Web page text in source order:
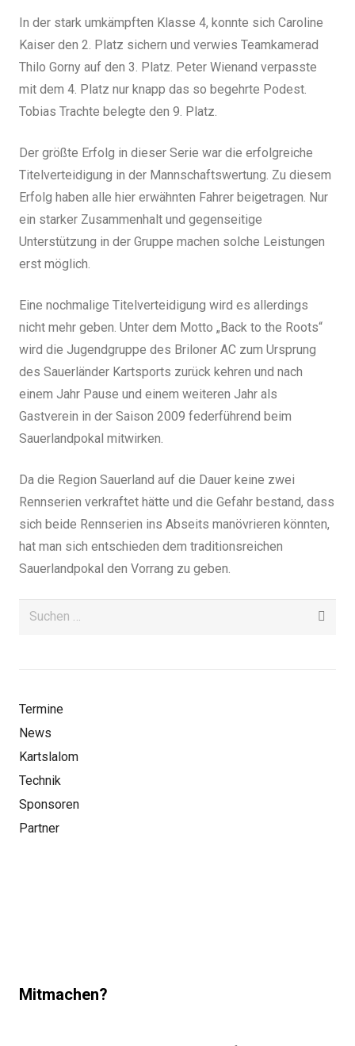
In der stark umkämpften Klasse 4, konnte sich Caroline
Kaiser den 2. Platz sichern und verwies Teamkamerad
Thilo Gorny auf den 3. Platz. Peter Wienand verpasste
mit dem 4. Platz nur knapp das so begehrte Podest.
Tobias Trachte belegte den 9. Platz.
Der größte Erfolg in dieser Serie war die erfolgreiche
Titelverteidigung in der Mannschaftswertung. Zu diesem
Erfolg haben alle hier erwähnten Fahrer beigetragen. Nur
ein starker Zusammenhalt und gegenseitige
Unterstützung in der Gruppe machen solche Leistungen
erst möglich.
Eine nochmalige Titelverteidigung wird es allerdings
nicht mehr geben. Unter dem Motto „Back to the Roots“
wird die Jugendgruppe des Briloner AC zum Ursprung
des Sauerländer Kartsports zurück kehren und nach
einem Jahr Pause und einem weiteren Jahr als
Gastverein in der Saison 2009 federführend beim
Sauerlandpokal mitwirken.
Da die Region Sauerland auf die Dauer keine zwei
Rennserien verkraftet hätte und die Gefahr bestand, dass
sich beide Rennserien ins Abseits manövrieren könnten,
hat man sich entschieden dem traditionsreichen
Sauerlandpokal den Vorrang zu geben.
Suchen
Termine
News
Kartslalom
Technik
Sponsoren
Partner
Mitmachen?